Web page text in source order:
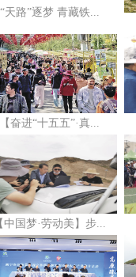
“天路”逐梦 青藏铁...
【奋进“十五五”·真...
中国梦·劳动美】步...